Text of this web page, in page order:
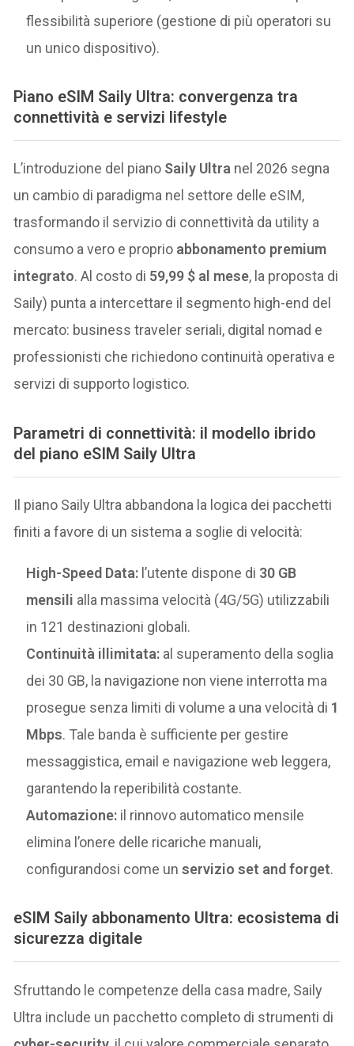
flessibilità superiore (gestione di più operatori su
un unico dispositivo).
Piano eSIM Saily Ultra: convergenza tra
connettività e servizi lifestyle
L’introduzione del piano Saily Ultra nel 2026 segna
un cambio di paradigma nel settore delle eSIM,
trasformando il servizio di connettività da utility a
consumo a vero e proprio abbonamento premium
integrato. Al costo di 59,99 $ al mese, la proposta di
Saily) punta a intercettare il segmento high-end del
mercato: business traveler seriali, digital nomad e
professionisti che richiedono continuità operativa e
servizi di supporto logistico.
Parametri di connettività: il modello ibrido
del piano eSIM Saily Ultra
Il piano Saily Ultra abbandona la logica dei pacchetti
finiti a favore di un sistema a soglie di velocità:
High-Speed Data: l’utente dispone di 30 GB
mensili alla massima velocità (4G/5G) utilizzabili
in 121 destinazioni globali.
Continuità illimitata: al superamento della soglia
dei 30 GB, la navigazione non viene interrotta ma
prosegue senza limiti di volume a una velocità di 1
Mbps. Tale banda è sufficiente per gestire
messaggistica, email e navigazione web leggera,
garantendo la reperibilità costante.
Automazione: il rinnovo automatico mensile
elimina l’onere delle ricariche manuali,
configurandosi come unservizio set and forget.
eSIM Saily abbonamento Ultra: ecosistema di
sicurezza digitale
Sfruttando le competenze della casa madre, Saily
Ultra include un pacchetto completo di strumenti di